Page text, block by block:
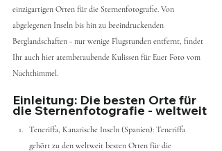
einzigartigen Orten für die Sternenfotografie. Von
abgelegenen Inseln bis hin zu beeindruckenden
Berglandschaften - nur wenige Flugstunden entfernt, findet
Ihr auch hier atemberaubende Kulissen für Euer Foto vom
Nachthimmel.
Einleitung: Die besten Orte für
die Sternenfotografie - weltweit
Teneriffa, Kanarische Inseln (Spanien): Teneriffa
gehört zu den weltweit besten Orten für die